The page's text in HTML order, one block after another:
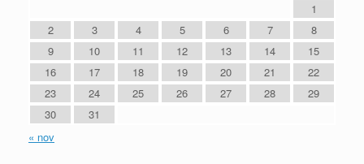
1
2
3 4 5 6 7
8
9
10 11 12 13 14
15
16
17 18 19 20 21
22
23
24 25 26 27 28
29
30
31
« nov